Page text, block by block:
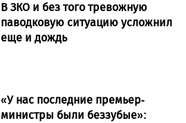
В ЗКО и без того тревожную
паводковую ситуацию усложнил
еще и дождь
«У нас последние премьер-
министры были беззубые»: